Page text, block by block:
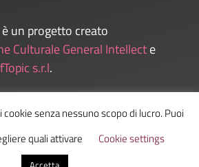
un progetto creato
Culturale General Intellecte
s.r.l.
senza nessuno scopo di lucro. Puoi
quali attivare
Cookie settings